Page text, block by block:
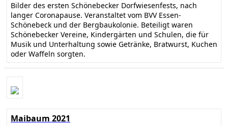
Bilder des ersten Schönebecker Dorfwiesenfests, nach
langer Coronapause. Veranstaltet vom BVV Essen-
Schönebeck und der Bergbaukolonie. Beteiligt waren
Schönebecker Vereine, Kindergärten und Schulen, die für
Musik und Unterhaltung sowie Getränke, Bratwurst, Kuchen
oder Waffeln sorgten.
Maibaum 2021